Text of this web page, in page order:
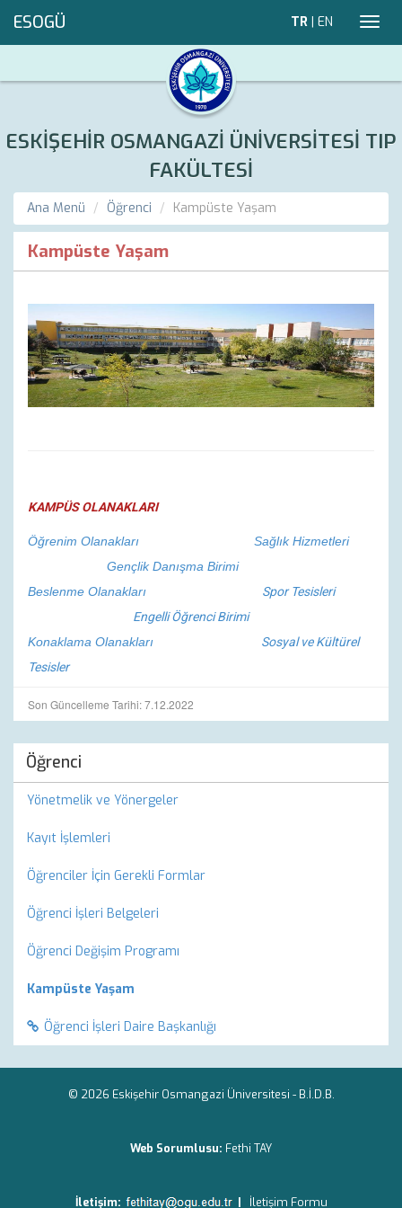
ESOGÜ TR | EN
ESKİŞEHİR OSMANGAZİ ÜNİVERSİTESİ TIP
FAKÜLTESİ
Ana Menü Öğrenci Kampüste Yaşam
Kampüste Yaşam
KAMPÜS OLANAKLARI
Öğrenim Olanakları
Sağlık Hizmetleri
Gençlik Danışma Birimi
Beslenme Olanakları
Spor Tesisleri
Engelli Öğrenci Birimi
Konaklama Olanakları
Sosyal ve Kültürel
Tesisler
Son Güncelleme Tarihi: 7.12.2022
Öğrenci
Yönetmelik ve Yönergeler
Kayıt İşlemleri
Öğrenciler İçin Gerekli Formlar
Öğrenci İşleri Belgeleri
Öğrenci Değişim Programı
Kampüste Yaşam
Öğrenci İşleri Daire Başkanlığı
© 2026 Eskişehir Osmangazi Üniversitesi - B.İ.D.B.
Web Sorumlusu: Fethi TAY
İletişim: | İletişim Formu